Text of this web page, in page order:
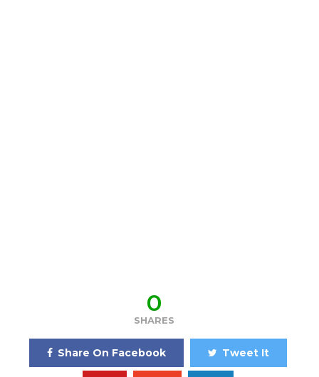
0
SHARES
Share On Facebook Tweet It